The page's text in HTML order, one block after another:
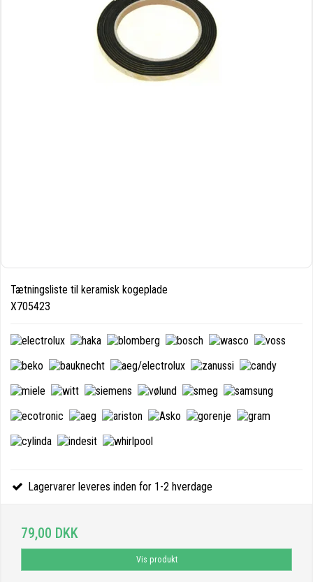
Tætningsliste til keramisk kogeplade
X705423
Lagervarer leveres inden for 1-2 hverdage
79,00 DKK
Vis produkt